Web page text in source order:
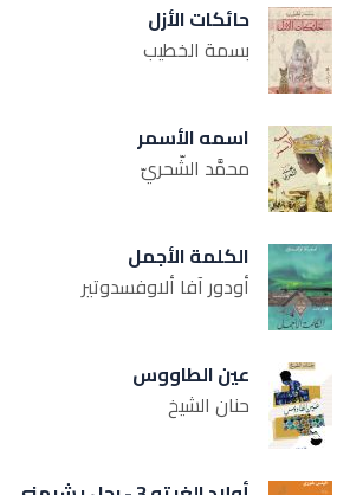
حائكات الأزل
بسمة الخطيب
اسمه الأسمر
محمَّد الشّحريّ
الكلمة الأجمل
أودور آفا ألاوفسدوتير
عين الطاووس
حنان الشيخ